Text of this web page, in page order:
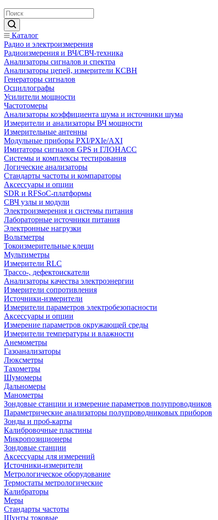
Каталог
Радио и электроизмерения
Радиоизмерения и ВЧ/СВЧ-техника
Анализаторы сигналов и спектра
Анализаторы цепей, измерители КСВН
Генераторы сигналов
Осциллографы
Усилители мощности
Частотомеры
Анализаторы коэффициента шума и источники шума
Измерители и анализаторы ВЧ мощности
Измерительные антенны
Модульные приборы PXI/PXIe/AXI
Имитаторы сигналов GPS и ГЛОНАСС
Системы и комплексы тестирования
Логические анализаторы
Стандарты частоты и компараторы
Аксессуары и опции
SDR и RFSoC‑платформы
СВЧ узлы и модули
Электроизмерения и системы питания
Лабораторные источники питания
Электронные нагрузки
Вольтметры
Токоизмерительные клещи
Мультиметры
Измерители RLC
Трассо-, дефектоискатели
Анализаторы качества электроэнергии
Измерители сопротивления
Источники-измерители
Измерители параметров электробезопасности
Аксессуары и опции
Измерение параметров окружающей среды
Измерители температуры и влажности
Анемометры
Газоанализаторы
Люксметры
Тахометры
Шумомеры
Дальномеры
Манометры
Зондовые станции и измерение параметров полупроводников
Параметрические анализаторы полупроводниковых приборов
Зонды и проб-карты
Калибровочные пластины
Микропозиционеры
Зондовые станции
Аксессуары для измерений
Источники-измерители
Метрологическое оборудование
Термостаты метрологические
Калибраторы
Меры
Стандарты частоты
Шунты токовые